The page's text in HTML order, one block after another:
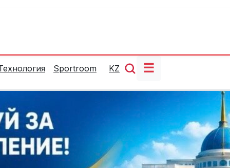
Sportroom KZ ☰